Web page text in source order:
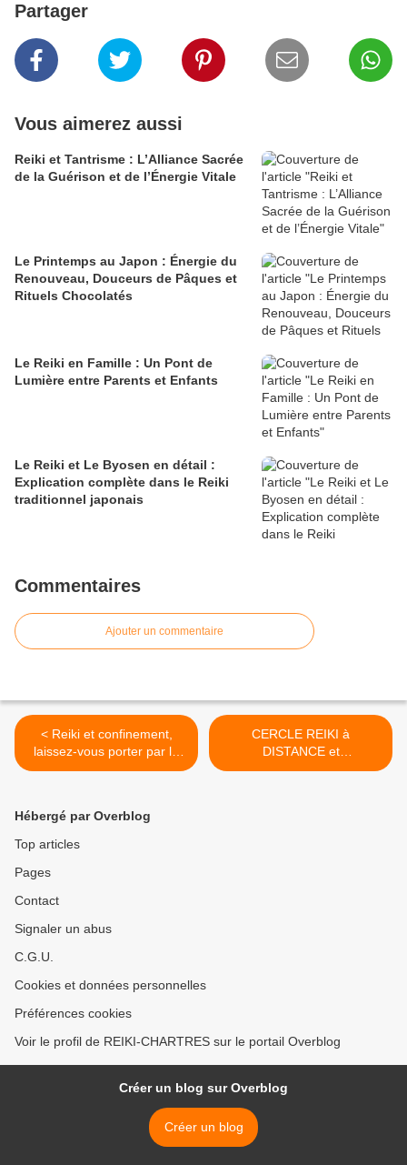
Partager
Vous aimerez aussi
Reiki et Tantrisme : L’Alliance Sacrée
de la Guérison et de l’Énergie Vitale
Le Printemps au Japon : Énergie du
Renouveau, Douceurs de Pâques et
Rituels Chocolatés
Le Reiki en Famille : Un Pont de
Lumière entre Parents et Enfants
Le Reiki et Le Byosen en détail :
Explication complète dans le Reiki
traditionnel japonais
Commentaires
Ajouter un commentaire
< Reiki et confinement,
laissez-vous porter par la
Vague
CERCLE REIKI à
DISTANCE et
VISIOCONFÉRENCE, 1
Hébergé par Overblog
Top articles
Pages
Contact
Signaler un abus
C.G.U.
Cookies et données personnelles
Préférences cookies
Voir le profil de REIKI-CHARTRES sur le portail Overblog
Créer un blog sur Overblog
Créer un blog